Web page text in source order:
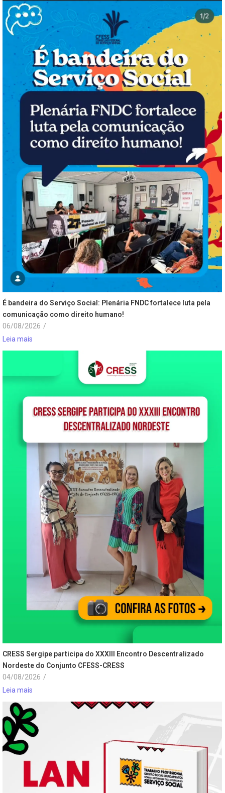
É bandeira do Serviço Social: Plenária FNDC fortalece luta pela
comunicação como direito humano!
06/08/2026 /
Leia mais
CRESS Sergipe participa do XXXIII Encontro Descentralizado
Nordeste do Conjunto CFESS-CRESS
04/08/2026 /
Leia mais